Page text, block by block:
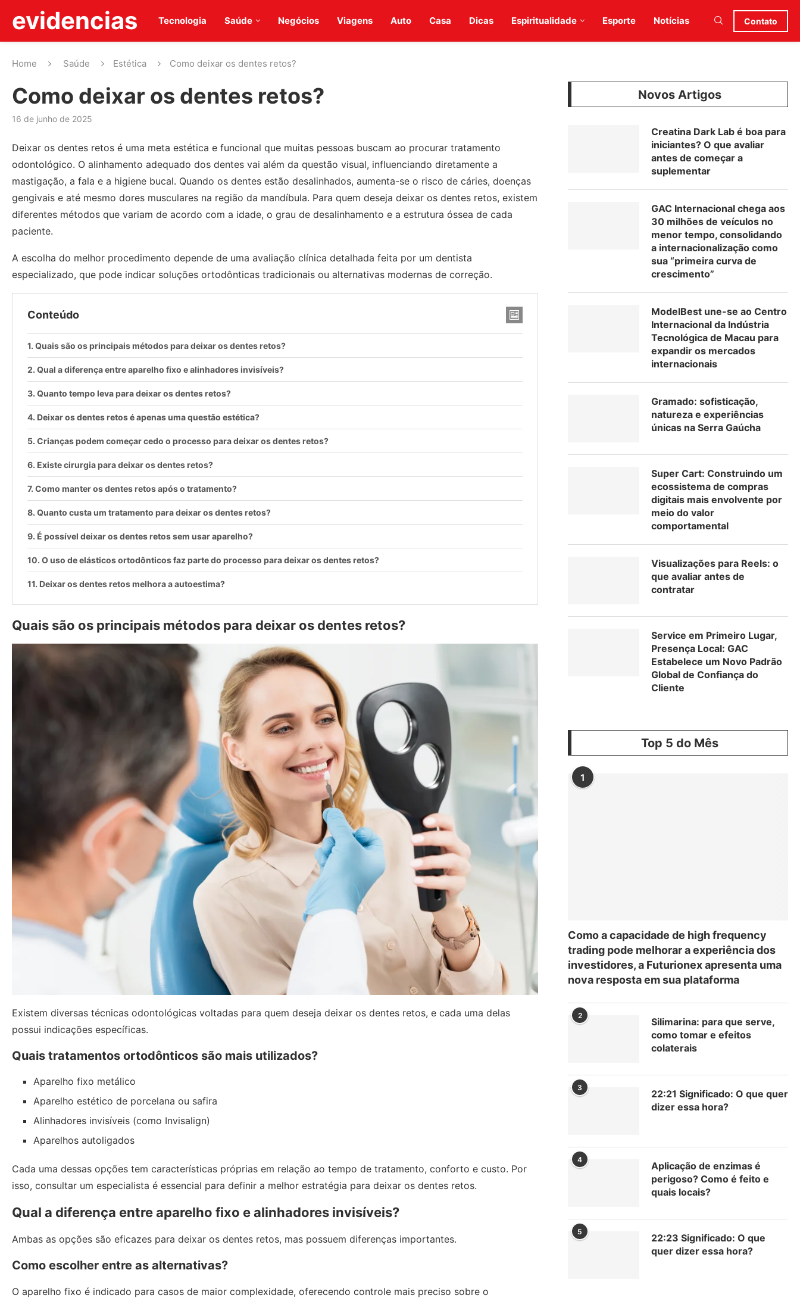
evidencias Tecnologia Saúde Negócios Viagens Auto Casa Dicas Espiritualidade Esporte Notícias Contato
Home Saúde Estética Como deixar os dentes retos?
Como deixar os dentes retos?
16 de junho de 2025
Deixar os dentes retos é uma meta estética e funcional que muitas pessoas buscam ao procurar tratamento
odontológico. O alinhamento adequado dos dentes vai além da questão visual, influenciando diretamente a
mastigação, a fala e a higiene bucal. Quando os dentes estão desalinhados, aumenta-se o risco de cáries, doenças
gengivais e até mesmo dores musculares na região da mandíbula. Para quem deseja deixar os dentes retos, existem
diferentes métodos que variam de acordo com a idade, o grau de desalinhamento e a estrutura óssea de cada
paciente.
A escolha do melhor procedimento depende de uma avaliação clínica detalhada feita por um dentista
especializado, que pode indicar soluções ortodônticas tradicionais ou alternativas modernas de correção.
Conteúdo
Quais são os principais métodos para deixar os dentes retos?
Qual a diferença entre aparelho fixo e alinhadores invisíveis?
Quanto tempo leva para deixar os dentes retos?
Deixar os dentes retos é apenas uma questão estética?
Crianças podem começar cedo o processo para deixar os dentes retos?
Existe cirurgia para deixar os dentes retos?
Como manter os dentes retos após o tratamento?
Quanto custa um tratamento para deixar os dentes retos?
É possível deixar os dentes retos sem usar aparelho?
O uso de elásticos ortodônticos faz parte do processo para deixar os dentes retos?
Deixar os dentes retos melhora a autoestima?
Quais são os principais métodos para deixar os dentes retos?
Existem diversas técnicas odontológicas voltadas para quem deseja deixar os dentes retos, e cada uma delas
possui indicações específicas.
Quais tratamentos ortodônticos são mais utilizados?
Aparelho fixo metálico
Aparelho estético de porcelana ou safira
Alinhadores invisíveis (como Invisalign)
Aparelhos autoligados
Cada uma dessas opções tem características próprias em relação ao tempo de tratamento, conforto e custo. Por
isso, consultar um especialista é essencial para definir a melhor estratégia para deixar os dentes retos.
Qual a diferença entre aparelho fixo e alinhadores invisíveis?
Ambas as opções são eficazes para deixar os dentes retos, mas possuem diferenças importantes.
Como escolher entre as alternativas?
O aparelho fixo é indicado para casos de maior complexidade, oferecendo controle mais preciso sobre o
Novos Artigos
Creatina Dark Lab é boa para
iniciantes? O que avaliar
antes de começar a
suplementar
GAC Internacional chega aos
30 milhões de veículos no
menor tempo, consolidando
a internacionalização como
sua “primeira curva de
crescimento”
ModelBest une-se ao Centro
Internacional da Indústria
Tecnológica de Macau para
expandir os mercados
internacionais
Gramado: sofisticação,
natureza e experiências
únicas na Serra Gaúcha
Super Cart: Construindo um
ecossistema de compras
digitais mais envolvente por
meio do valor
comportamental
Visualizações para Reels: o
que avaliar antes de
contratar
Service em Primeiro Lugar,
Presença Local: GAC
Estabelece um Novo Padrão
Global de Confiança do
Cliente
Top 5 do Mês
1
Como a capacidade de high frequency
trading pode melhorar a experiência dos
investidores, a Futurionex apresenta uma
nova resposta em sua plataforma
2
Silimarina: para que serve,
como tomar e efeitos
colaterais
3
22:21 Significado: O que quer
dizer essa hora?
4
Aplicação de enzimas é
perigoso? Como é feito e
quais locais?
5
22:23 Significado: O que
quer dizer essa hora?